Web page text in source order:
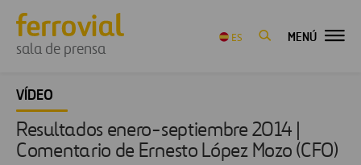
sala de prensa
ES MENÚ
VÍDEO
Resultados enero-septiembre 2014 |
Comentario de Ernesto López Mozo (CFO)